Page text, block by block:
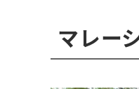
マレー